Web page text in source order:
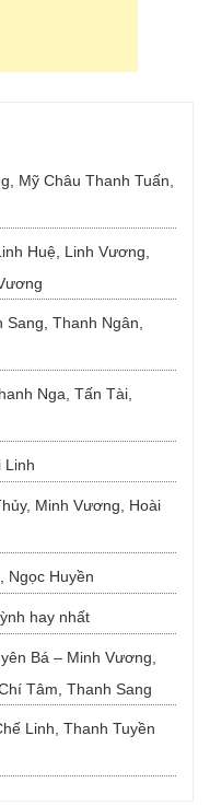
Mỹ Châu Thanh Tuấn,
Huệ, Linh Vương,
Thanh Ngân,
Nga, Tấn Tài,
Linh
Minh Vương, Hoài
Ngọc Huyền
hay nhất
Bá – Minh Vương,
Tâm, Thanh Sang
Linh, Thanh Tuyền